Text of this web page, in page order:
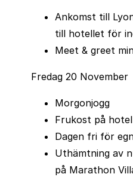
kan du pausa och
kända Beaujolais
charkuterier och andra
Beaujolais Marathon
upplevelsen som om
deltar utklädda, och
musik, dans och glada
Ankomst till
till hotellet för
Meet & greet
Fredag 20 November
Morgonjogg
Frukost på
Dagen fri för
Uthämtning av
på Marathon